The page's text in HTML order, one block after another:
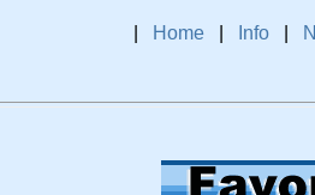
Home Info